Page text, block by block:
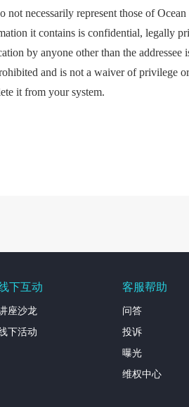
not necessarily represent those of
it contains is confidential, legally
by anyone other than the
and is not a waiver of privilege
it from your system.
下互动
座沙龙
下活动
客服帮助
问答
投诉
曝光
维权中心